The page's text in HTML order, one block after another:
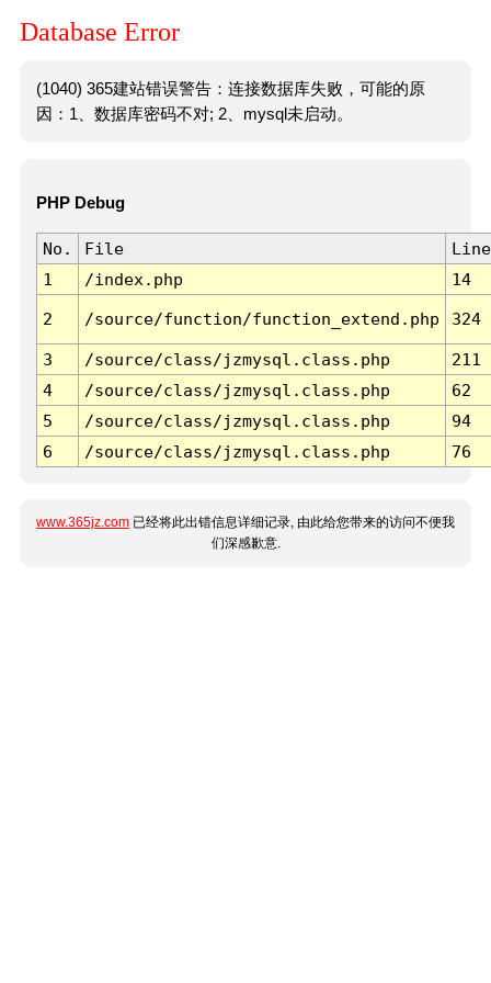
Database Error
(1040) 365建站错误警告：连接数据库失败，可能的原
因：1、数据库密码不对; 2、mysql未启动。
PHP Debug
No. File
Line
1
/index.php 14
2 /source/function/function_extend.php 324
3 /source/class/jzmysql.class.php
211
4
/source/class/jzmysql.class.php
62
5
/source/class/jzmysql.class.php
94
6
/source/class/jzmysql.class.php 76
www.365jz.com 已经将此出错信息详细记录, 由此给您带来的访问不便我
们深感歉意.